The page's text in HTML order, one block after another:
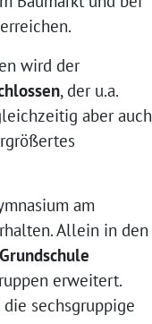
wird der
, der u.a.
aber auch
am
Allein in den
erweitert.
sechsgruppige